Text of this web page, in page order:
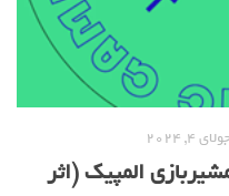
2024
المپیک (اثر